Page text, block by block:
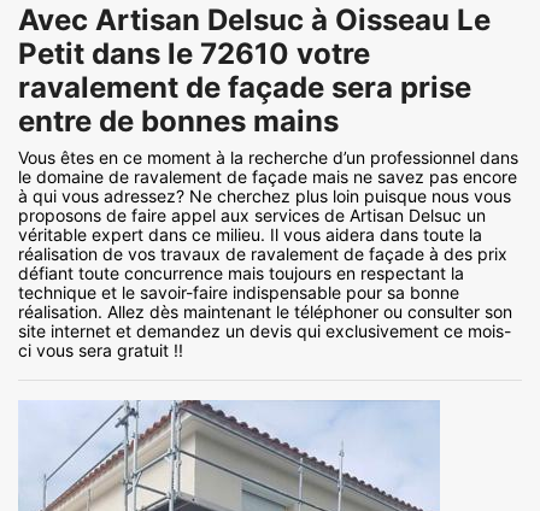
Avec Artisan Delsuc à Oisseau Le
Petit dans le 72610 votre
ravalement de façade sera prise
entre de bonnes mains
Vous êtes en ce moment à la recherche d’un professionnel dans
le domaine de ravalement de façade mais ne savez pas encore
à qui vous adressez? Ne cherchez plus loin puisque nous vous
proposons de faire appel aux services de Artisan Delsuc un
véritable expert dans ce milieu. Il vous aidera dans toute la
réalisation de vos travaux de ravalement de façade à des prix
défiant toute concurrence mais toujours en respectant la
technique et le savoir-faire indispensable pour sa bonne
réalisation. Allez dès maintenant le téléphoner ou consulter son
site internet et demandez un devis qui exclusivement ce mois-
ci vous sera gratuit !!